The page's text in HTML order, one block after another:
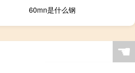
60mn是什么钢
☚